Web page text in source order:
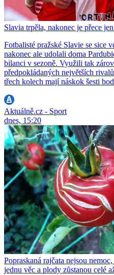
Slavia trpěla, nakonec je přece
Fotbalisté pražské Slavie se sice
nakonec ale udolali doma
bilanci v sezoně. Využili tak
předpokládaných největších
třech kolech mají náskok šesti
Aktuálně.cz - Sport
dnes, 15:20
Popraskaná rajčata nejsou
jednu věc a plody zůstanou celé